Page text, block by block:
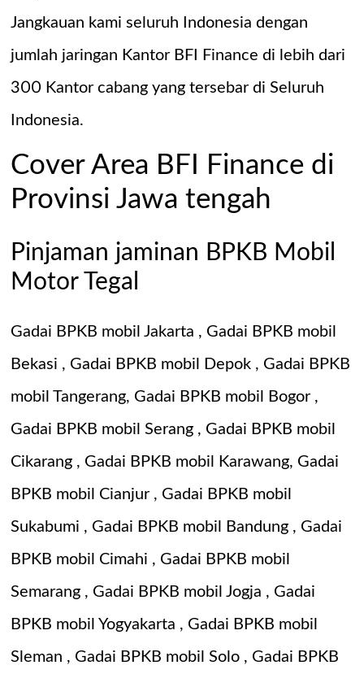
Jangkauan kami seluruh Indonesia dengan
jumlah jaringan Kantor BFI Finance di lebih dari
300 Kantor cabang yang tersebar di Seluruh
Indonesia.
Cover Area BFI Finance di
Provinsi Jawa tengah
Pinjaman jaminan BPKB Mobil
Motor Tegal
Gadai BPKB mobil Jakarta , Gadai BPKB mobil
Bekasi , Gadai BPKB mobil Depok, Gadai BPKB
mobil Tangerang, Gadai BPKB mobil Bogor,
Gadai BPKB mobil Serang, Gadai BPKB mobil
Cikarang, Gadai BPKB mobil Karawang, Gadai
BPKB mobil Cianjur, Gadai BPKB mobil
Sukabumi , Gadai BPKB mobil Bandung, Gadai
BPKB mobil Cimahi , Gadai BPKB mobil
Semarang, Gadai BPKB mobil Jogja , Gadai
BPKB mobil Yogyakarta , Gadai BPKB mobil
Sleman , Gadai BPKB mobil Solo, Gadai BPKB